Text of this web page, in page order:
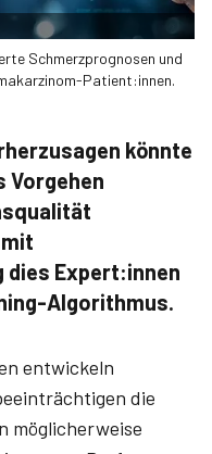
Schmerzprognosen und
Patient:innen.
könnte
Vorgehen
dies Expert:innen
Algorithmus.
entwickeln
die
möglicherweise